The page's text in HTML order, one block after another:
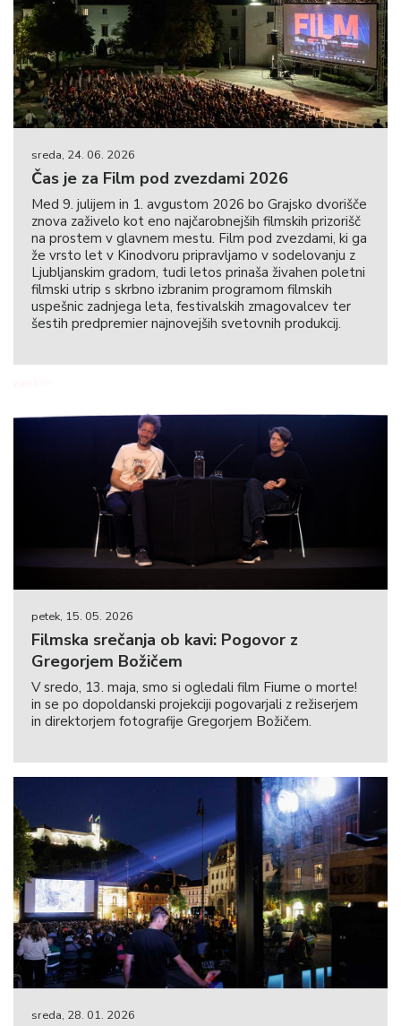
sreda, 24. 06. 2026
Čas je za Film pod zvezdami 2026
Med 9. julijem in 1. avgustom 2026 bo Grajsko dvorišče
znova zaživelo kot eno najčarobnejših filmskih prizorišč
na prostem v glavnem mestu. Film pod zvezdami, ki ga
že vrsto let v Kinodvoru pripravljamo v sodelovanju z
Ljubljanskim gradom, tudi letos prinaša živahen poletni
filmski utrip s skrbno izbranim programom filmskih
uspešnic zadnjega leta, festivalskih zmagovalcev ter
šestih predpremier najnovejših svetovnih produkcij.
petek, 15. 05. 2026
Filmska srečanja ob kavi: Pogovor z
Gregorjem Božičem
V sredo, 13. maja, smo si ogledali film Fiume o morte!
in se po dopoldanski projekciji pogovarjali z režiserjem
in direktorjem fotografije Gregorjem Božičem.
sreda, 28. 01. 2026